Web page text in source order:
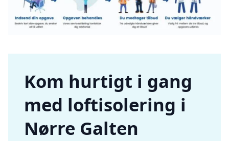
Kom hurtigt i gang
med loftisolering i
Nørre Galten